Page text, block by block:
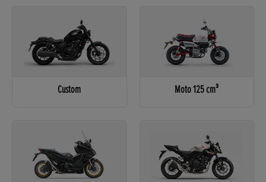
Custom Moto 125 cm³